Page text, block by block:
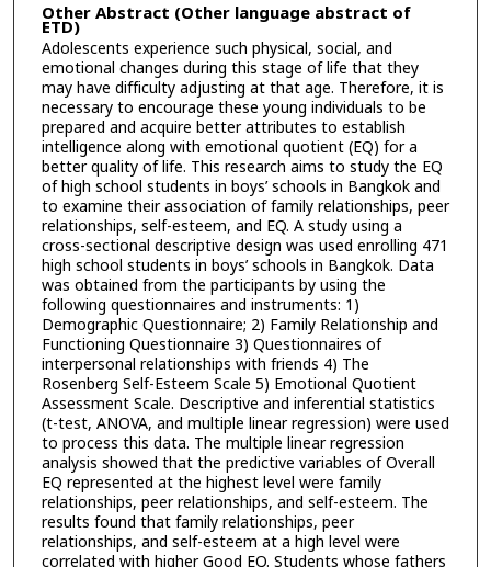
Other Abstract (Other language abstract of
ETD)
Adolescents experience such physical, social, and
emotional changes during this stage of life that they
may have difficulty adjusting at that age. Therefore, it is
necessary to encourage these young individuals to be
prepared and acquire better attributes to establish
intelligence along with emotional quotient (EQ) for a
better quality of life. This research aims to study the EQ
of high school students in boys’ schools in Bangkok and
to examine their association of family relationships, peer
relationships, self-esteem, and EQ. A study using a
cross-sectional descriptive design was used enrolling 471
high school students in boys’ schools in Bangkok. Data
was obtained from the participants by using the
following questionnaires and instruments: 1)
Demographic Questionnaire; 2) Family Relationship and
Functioning Questionnaire 3) Questionnaires of
interpersonal relationships with friends 4) The
Rosenberg Self-Esteem Scale 5) Emotional Quotient
Assessment Scale. Descriptive and inferential statistics
(t-test, ANOVA, and multiple linear regression) were used
to process this data. The multiple linear regression
analysis showed that the predictive variables of Overall
EQ represented at the highest level were family
relationships, peer relationships, and self-esteem. The
results found that family relationships, peer
relationships, and self-esteem at a high level were
correlated with higher Good EQ. Students whose fathers